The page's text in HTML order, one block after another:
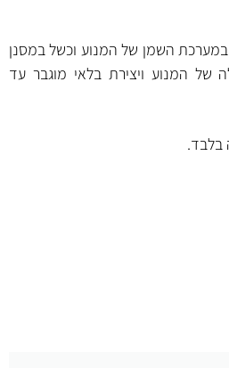
השמן של המנוע וכשל במסנן
של המנוע ויצירת בלאי מוגבר עד
בלבד.